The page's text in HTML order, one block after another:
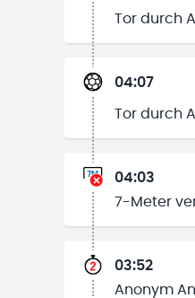
Tor durch
04:07
Tor durch
04:03
7-Meter
03:52
Anonym